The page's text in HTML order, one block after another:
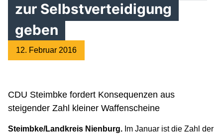
zur Selbstverteidigung
geben
12. Februar 2016
CDU Steimbke fordert Konsequenzen aus
steigender Zahl kleiner Waffenscheine
Steimbke/Landkreis Nienburg. Im Januar ist die Zahl der